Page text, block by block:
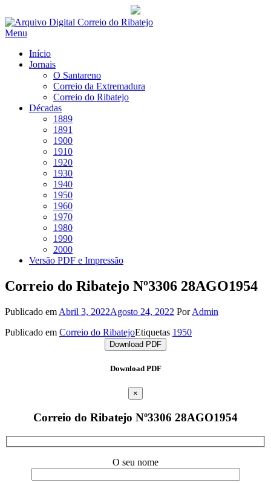
Saltar
para
Menu
Início
Jornais
O Santareno
Correio da Extremadura
Correio do Ribatejo
Décadas
1889
1891
1900
1910
1920
1930
1940
1950
1960
1970
1980
1990
2000
Versão PDF e Impressão
Correio do Ribatejo Nº3306 28AGO1954
Publicado em Abril 3, 2022Agosto 24, 2022 PorAdmin
Publicado em Correio do RibatejoEtiquetas 1950
Download PDF
Download PDF
×
Correio do Ribatejo Nº3306 28AGO1954
O seu nome